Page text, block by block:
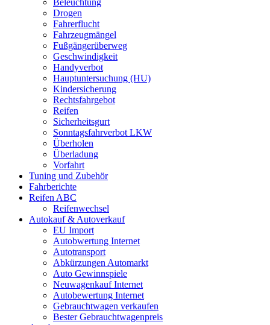
Beleuchtung
Drogen
Fahrerflucht
Fahrzeugmängel
Fußgängerüberweg
Geschwindigkeit
Handyverbot
Hauptuntersuchung (HU)
Kindersicherung
Rechtsfahrgebot
Reifen
Sicherheitsgurt
Sonntagsfahrverbot LKW
Überholen
Überladung
Vorfahrt
Tuning und Zubehör
Fahrberichte
Reifen ABC
Reifenwechsel
Autokauf & Autoverkauf
EU Import
Autobwertung Internet
Autotransport
Abkürzungen Automarkt
Auto Gewinnspiele
Neuwagenkauf Internet
Autobewertung Internet
Gebrauchtwagen verkaufen
Bester Gebrauchtwagenpreis